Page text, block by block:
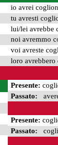
io avrei
tu avresti
lui/lei avrebbe
noi avremmo
voi avreste
loro avrebbero
Presente:
Passato:
Presente:
Passato: